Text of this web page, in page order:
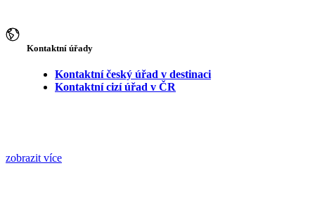
Kontaktní úřady
Kontaktní český úřad v destinaci
Kontaktní cizí úřad v ČR
zobrazit více